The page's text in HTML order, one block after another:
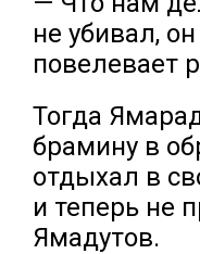
не убивал,
повелевает
Тогда
брамину в
отдыхал в
и теперь не
Ямадутов.